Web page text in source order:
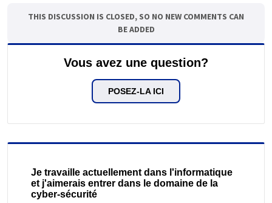
THIS DISCUSSION IS CLOSED, SO NO NEW COMMENTS CAN
BE ADDED
Vous avez une question?
POSEZ-LA ICI
Je travaille actuellement dans l'informatique
et j'aimerais entrer dans le domaine de la
cyber-sécurité